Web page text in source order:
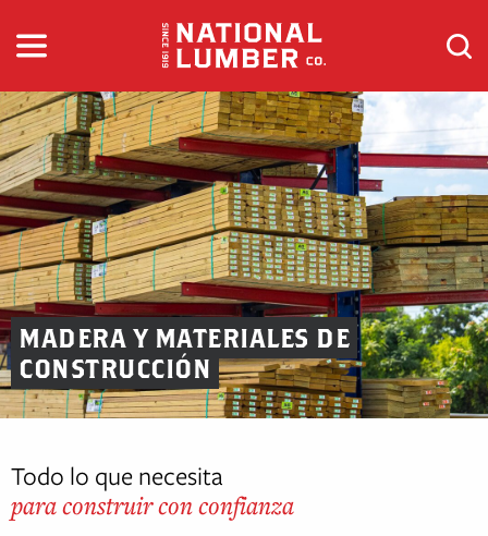
MADERA Y MATERIALES DE
CONSTRUCCIÓN
Todo lo que necesita
para construir con confianza